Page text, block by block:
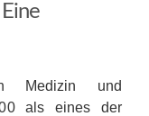
Medizin und
als eines der